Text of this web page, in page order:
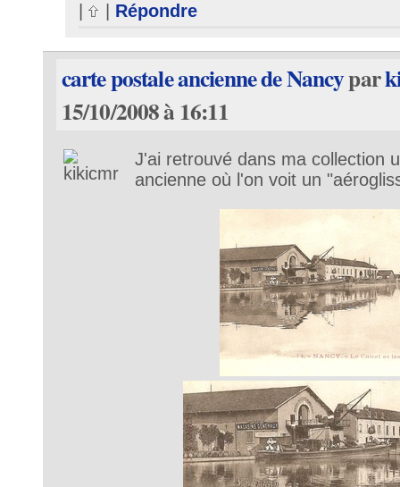
| Répondre
carte postale ancienne de Nancypar
15/10/2008 à 16:11
J'ai retrouvé dans ma collection
ancienne où l'on voit un